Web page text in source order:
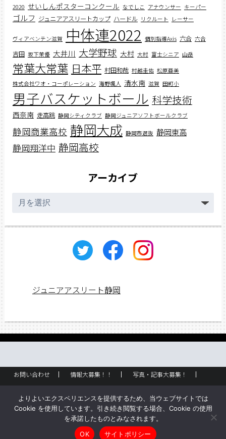
2020 せいしんポスターコンクール なでしこ アナウンサー キーパー
ゴルフ ジュニアアスリートカップ ハードル リクルート レーサー
ヴィアベンテン滋賀 中体連2022 個別指導Axis 六合 六合
吉田 坂下茉優 大井川 大学野球 大村 大村 富士シニア 山岳
常葉大常葉 日本平 村田和哉 村越圭佑 松原亜美
株式会社ワオ・コーポレーション 海野颯人 清水南 滋賀 田町小
男子バスケットボール 科学技術
西奈南 走高跳 静岡シティクラブ 静岡ジュニアソフトボールクラブ
静岡商業高校 静岡大成 静岡市選抜 静岡東高
静岡翔洋中 静岡高校
アーカイブ
ー
ジュニアアスリート静岡
お問い合わせ 情報大募集！！
写真・記事大募集！
企業情報
創刊のご挨拶 サイトポリシー
Copyright © ジュニアアスリート静岡 All rights reserved.
よりよいエクスペリエンスを提供するため、当ウェブサイトでは
Cookie を使用しています。引き続き閲覧する場合、Cookie の使用
を承諾したものとみなされます。
OK
サイトポリシー